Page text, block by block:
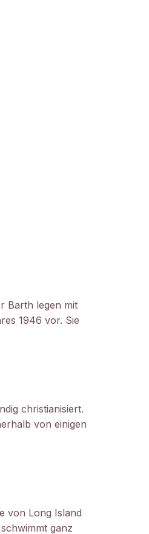
Barth legen mit
1946 vor. Sie
christianisiert.
von einigen
von Long Island
ganz